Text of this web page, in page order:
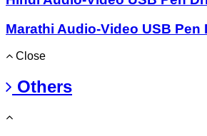
Marathi Audio-Video USB Pen
Close
Others